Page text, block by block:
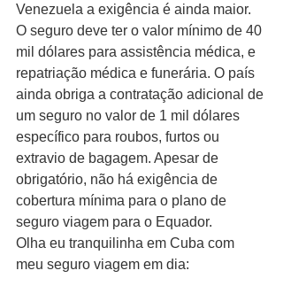
Venezuela a exigência é ainda maior.
O seguro deve ter o valor mínimo de 40
mil dólares para assistência médica, e
repatriação médica e funerária. O país
ainda obriga a contratação adicional de
um seguro no valor de 1 mil dólares
específico para roubos, furtos ou
extravio de bagagem. Apesar de
obrigatório, não há exigência de
cobertura mínima para o plano de
seguro viagem para o Equador.
Olha eu tranquilinha em Cuba com
meu seguro viagem em dia: